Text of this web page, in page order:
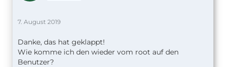
7. August 2019
Danke, das hat geklappt!
Wie komme ich den wieder vom root auf den
Benutzer?